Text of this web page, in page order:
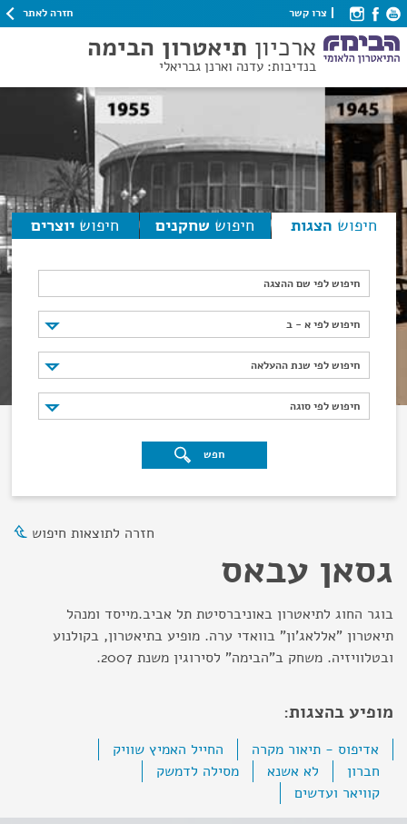
צרו קשר חזרה לאתר
ארכיון תיאטרון הבימה
בנדיבות: עדנה וארנן גבריאלי
חיפוש הצגות חיפוש שחקנים חיפוש יוצרים
חיפוש לפי שם ההצגה
חיפוש לפי א - ב
חיפוש לפי א - ב
חיפוש לפי שנת ההעלאה
חיפוש לפי שנת ההעלאה
חיפוש לפי סוגה
חיפוש לפי סוגה
חפש
חזרה לתוצאות חיפוש
גסאן עבאס
בוגר החוג לתיאטרון באוניברסיטת תל אביב.מייסד ומנהל
תיאטרון "אללאג'ון" בוואדי ערה. מופיע בתיאטרון, בקולנוע
ובטלוויזיה. משחק ב"הבימה" לסירוגין משנת 2007.
מופיע בהצגות:
אדיפוס - תיאור מקרה
החייל האמיץ שוויק
חברון
לא אשנא
מסילה לדמשק
קוויאר ועדשים